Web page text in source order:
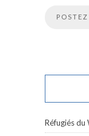
Réfugiés du